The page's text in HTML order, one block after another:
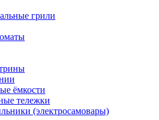
грили
ёмкости
тележки
(электросамовары)